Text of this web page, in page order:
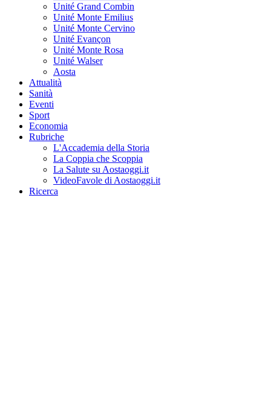
Unité Grand Combin
Unité Monte Emilius
Unité Monte Cervino
Unité Evançon
Unité Monte Rosa
Unité Walser
Aosta
Attualità
Sanità
Eventi
Sport
Economia
Rubriche
L'Accademia della Storia
La Coppia che Scoppia
La Salute su Aostaoggi.it
VideoFavole di Aostaoggi.it
Ricerca